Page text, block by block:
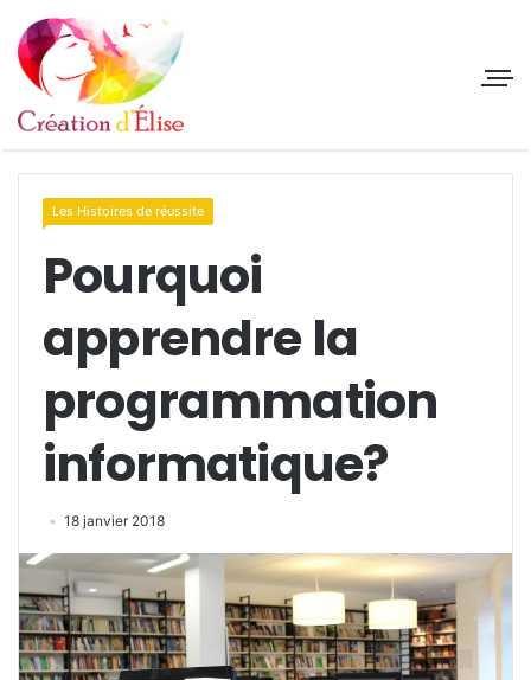
Les Histoires de réussite
Pourquoi
apprendre la
programmation
informatique?
18 janvier 2018